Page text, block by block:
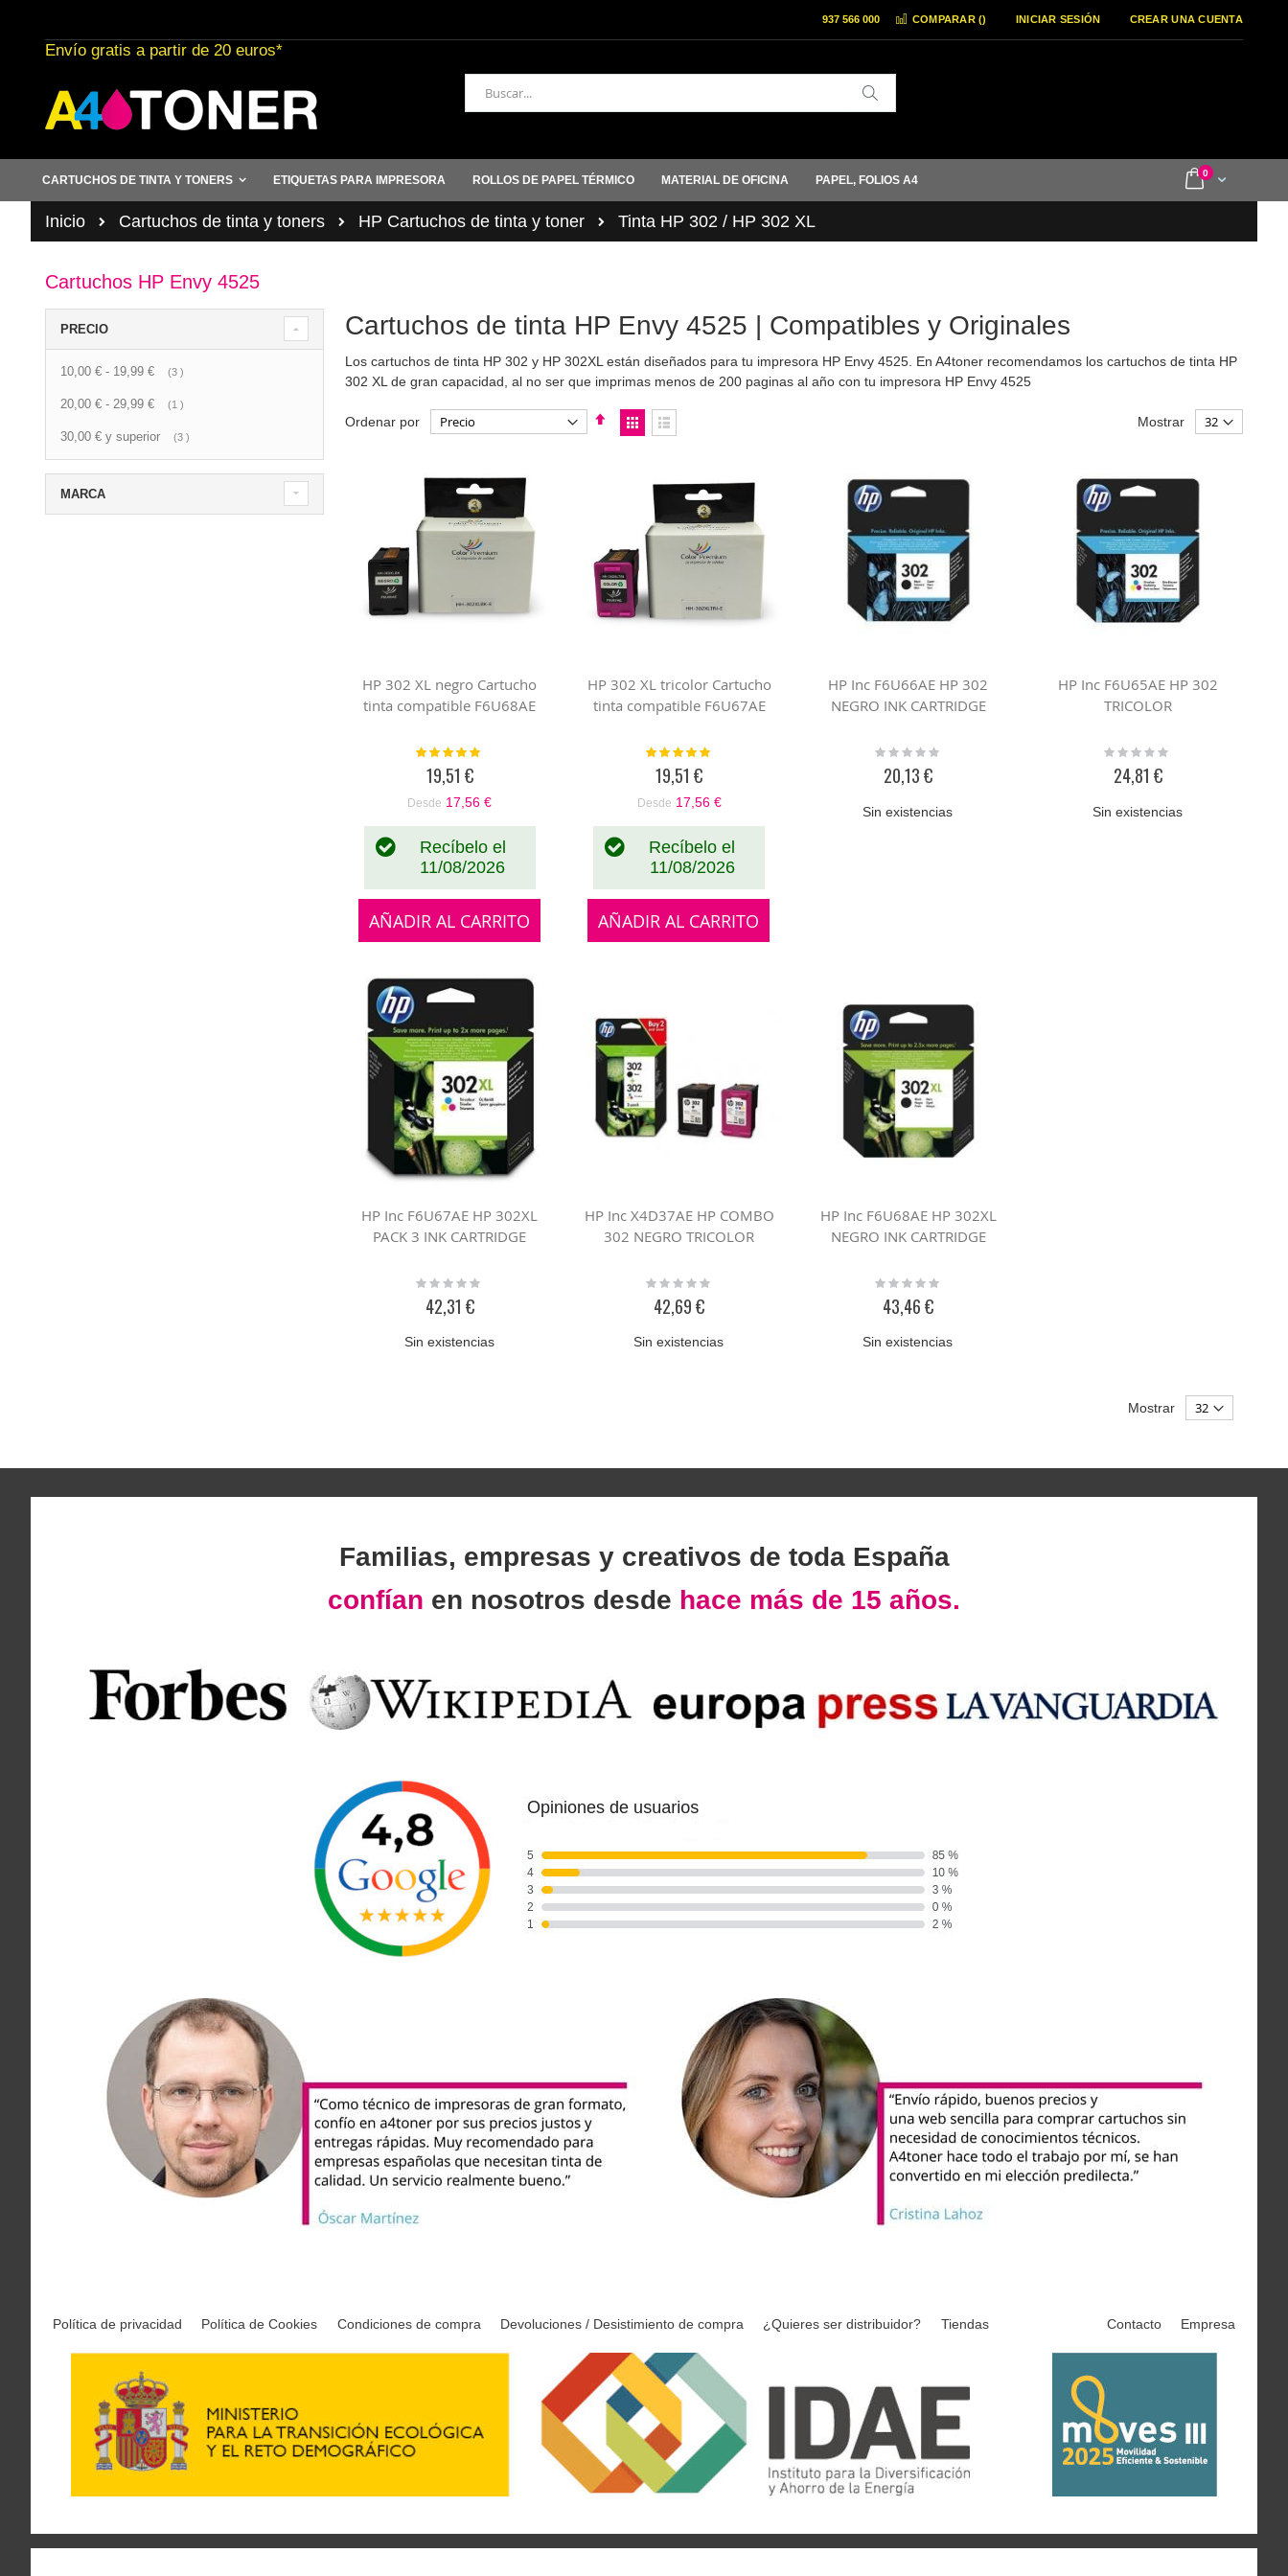
al
contenido
COMPARAR () INICIAR SESIÓN CREAR UNA CUENTA
937 566 000
Envío gratis a partir de 20 euros*
Buscar
Cart
0items
CARTUCHOS DE TINTA Y TONERS ETIQUETAS PARA IMPRESORA ROLLOS DE PAPEL TÉRMICO MATERIAL DE OFICINA PAPEL, FOLIOS A4
Inicio Cartuchos de tinta y toners HP Cartuchos de tinta y toner Tinta HP 302 / HP 302 XL
Cartuchos HP Envy 4525
Cartuchos de tinta HP Envy 4525 | Compatibles y Originales
Los cartuchos de tinta HP 302 y HP 302XL están diseñados para tu impresora HP Envy 4525. En A4toner recomendamos los cartuchos de tinta HP
302 XL de gran capacidad, al no ser que imprimas menos de 200 paginas al año con tu impresora HP Envy 4525
Ordenar por
Fijar
Dirección
Ver
como
Mostrar
HP 302 XL negro Cartucho
tinta compatible F6U68AE
Valoración:
19,51 €
Desde 17,56 €
Recíbelo el
11/08/2026
AÑADIR AL CARRITO
HP 302 XL tricolor Cartucho
tinta compatible F6U67AE
Valoración:
19,51 €
Desde 17,56 €
Recíbelo el
11/08/2026
AÑADIR AL CARRITO
HP Inc F6U66AE HP 302
NEGRO INK CARTRIDGE
Rating:
20,13 €
Sin existencias
HP Inc F6U65AE HP 302
TRICOLOR
Rating:
24,81 €
Sin existencias
HP Inc F6U67AE HP 302XL
PACK 3 INK CARTRIDGE
Rating:
42,31 €
Sin existencias
HP Inc X4D37AE HP COMBO
302 NEGRO TRICOLOR
Rating:
42,69 €
Sin existencias
HP Inc F6U68AE HP 302XL
NEGRO INK CARTRIDGE
Rating:
43,46 €
Sin existencias
Mostrar
PRECIO
10,00 € - 19,99 € 3 artículo
20,00 € - 29,99 € 1 artículo
30,00 € y superior 3 artículo
MARCA
Familias, empresas y creativos de toda España
confían en nosotros desde hace más de 15 años.
Política de privacidad Política de Cookies Condiciones de compra Devoluciones / Desistimiento de compra ¿Quieres ser distribuidor? Tiendas Contacto Empresa